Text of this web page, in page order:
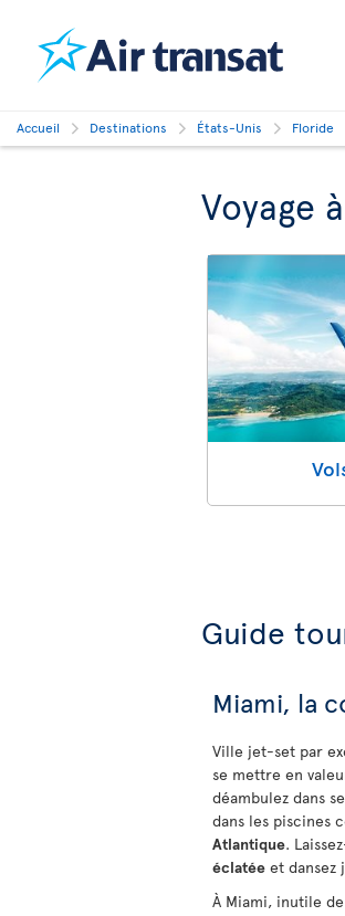
Accueil Destinations États-Unis Floride
Voyage
Guide
Miami, la
Ville jet-set par
se mettre en
déambulez dans
dans les piscines
Atlantique.
éclatée et dansez
À Miami, inutile